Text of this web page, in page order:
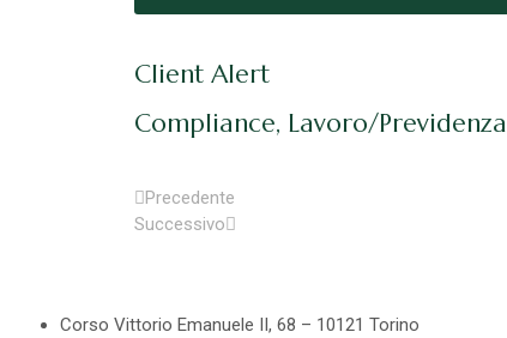
Client Alert
Compliance, Lavoro/Previdenza
Precedente
Successivo
Corso Vittorio Emanuele II, 68 – 10121 Torino